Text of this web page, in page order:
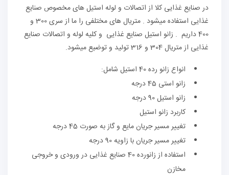
در صنایع غذایی کلا از اتصالات و لوله استیل های مخصوص صنایع
غذایی استفاده میشود . متریال های مختلفی را ما از سری 300 و
400 داریم . زانو استیل صنایع غذایی و کلیه لوله و اتصالات صنایع
غذایی از متریال 304 و 316 تولید و توضیع میشود.
انواع زانو رده 40 استیل شامل:
زانو استی 45 درجه
زانو استیل 90 درجه
کاربرد زانو استیل
تغییر مسیر جریان مایع و گاز به صورت 45 درجه
تغییر مسیر جریان با زاویه 90 درجه
استفاده از زانورده 40 صنایع غذایی در ورودی و خروجی
مخازن